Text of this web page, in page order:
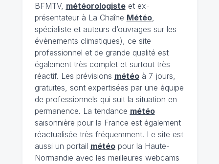
BFMTV, météorologisteet ex-
présentateur à La Chaîne Météo,
spécialiste et auteurs d’ouvrages sur les
évènements climatiques), ce site
professionnel et de grande qualité est
également très complet et surtout très
réactif. Les prévisions météoà 7 jours,
gratuites, sont expertisées par une équipe
de professionnels qui suit la situation en
permanence. La tendance météo
saisonnière pour la France est également
réactualisée très fréquemment. Le site est
aussi un portail météopour la Haute-
Normandie avec les meilleures webcams